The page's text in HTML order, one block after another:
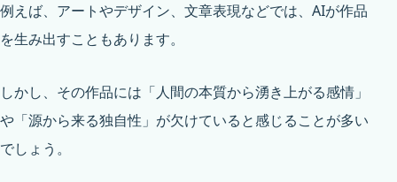
例えば、アートやデザイン、文章表現などでは、AIが作品
を生み出すこともあります。
しかし、その作品には「人間の本質から湧き上がる感情」
や「源から来る独自性」が欠けていると感じることが多い
でしょう。